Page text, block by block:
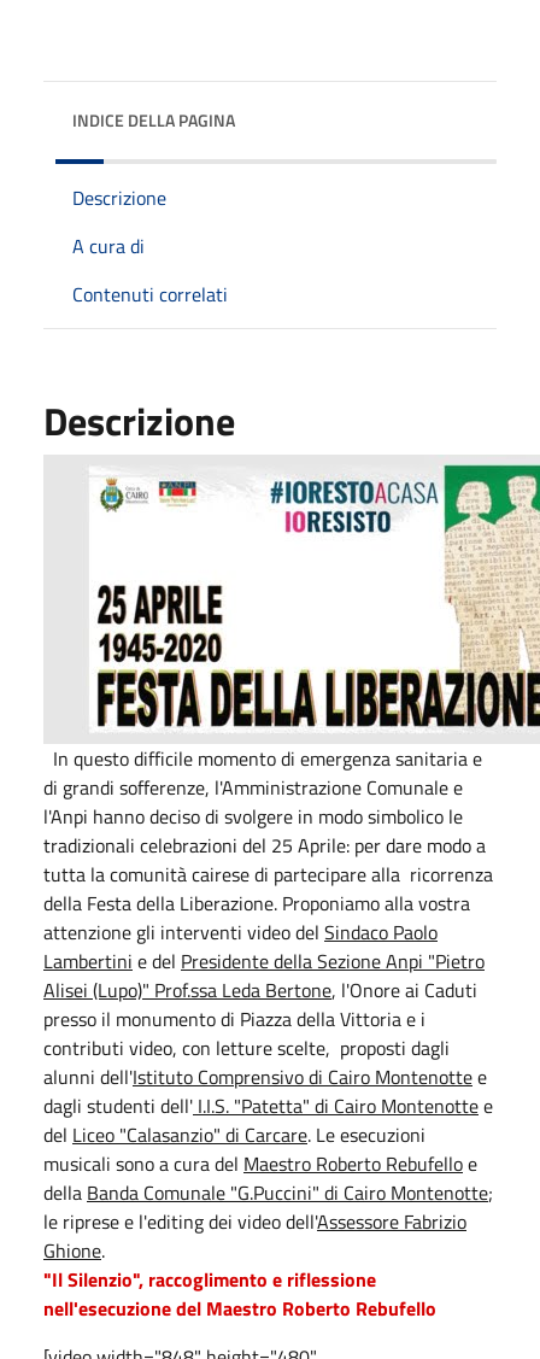
INDICE DELLA PAGINA
Descrizione
A cura di
Contenuti correlati
Descrizione
In questo difficile momento di emergenza sanitaria e
di grandi sofferenze, l'Amministrazione Comunale e
l'Anpi hanno deciso di svolgere in modo simbolico le
tradizionali celebrazioni del 25 Aprile: per dare modo a
tutta la comunità cairese di partecipare alla ricorrenza
della Festa della Liberazione. Proponiamo alla vostra
attenzione gli interventi video del Sindaco Paolo
Lambertini e del Presidente della Sezione Anpi "Pietro
Alisei (Lupo)" Prof.ssa Leda Bertone, l'Onore ai Caduti
presso il monumento di Piazza della Vittoria e i
contributi video, con letture scelte, proposti dagli
alunni dell'Istituto Comprensivo di Cairo Montenottee
dagli studenti dell' I.I.S. "Patetta" di Cairo Montenottee
del Liceo "Calasanzio" di Carcare. Le esecuzioni
musicali sono a cura del Maestro Roberto Rebufelloe
della Banda Comunale "G.Puccini" di Cairo Montenotte;
le riprese e l'editing dei video dell'Assessore Fabrizio
Ghione.
"Il Silenzio", raccoglimento e riflessione
nell'esecuzione del Maestro Roberto Rebufello